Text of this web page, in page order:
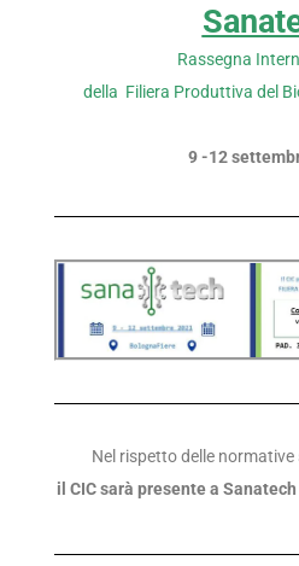
Rassegna
della Filiera Produttiva del
9 -12
Nel rispetto delle
il CIC sarà presente a Sanatech